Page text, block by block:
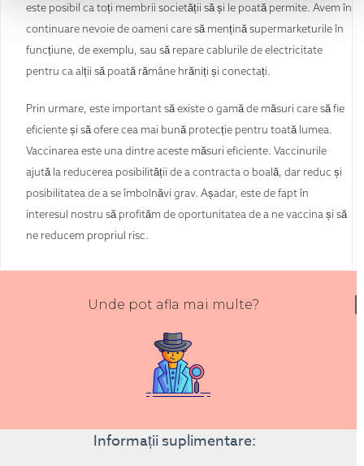
este posibil ca toți membrii societății să și le poată permite. Avem în
continuare nevoie de oameni care să mențină supermarketurile în
funcțiune, de exemplu, sau să repare cablurile de electricitate
pentru ca alții să poată rămâne hrăniți și conectați.
Prin urmare, este important să existe o gamă de măsuri care să fie
eficiente și să ofere cea mai bună protecție pentru toată lumea.
Vaccinarea este una dintre aceste măsuri eficiente. Vaccinurile
ajută la reducerea posibilității de a contracta o boală, dar reduc și
posibilitatea de a se îmbolnăvi grav. Așadar, este de fapt în
interesul nostru să profităm de oportunitatea de a ne vaccina și să
ne reducem propriul risc.
Unde pot afla mai multe?
Informații suplimentare: